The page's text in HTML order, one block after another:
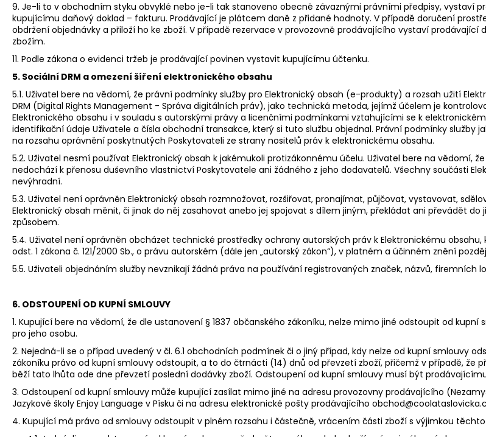
9. Je-li to v obchodním styku obvyklé nebo je-li tak stanoveno obecně závaznými právními předpisy, vystaví
kupujícímu daňový doklad – fakturu. Prodávající je plátcem daně z přidané hodnoty. V případě doručení
obdržení objednávky a přiloží ho ke zboží. V případě rezervace v provozovně prodávajícího vystaví
zbožím.
11. Podle zákona o evidenci tržeb je prodávající povinen vystavit kupujícímu účtenku.
5. Sociální DRM a omezení šíření elektronického obsahu
5.1. Uživatel bere na vědomí, že právní podmínky služby pro Elektronický obsah (e-produkty) a rozsah užití
DRM (Digital Rights Management - Správa digitálních práv), jako technická metoda, jejímž účelem je
Elektronického obsahu i v souladu s autorskými právy a licenčními podmínkami vztahujícími se k
identifikační údaje Uživatele a čísla obchodní transakce, který si tuto službu objednal. Právní podmínky služby
na rozsahu oprávnění poskytnutých Poskytovateli ze strany nositelů práv k elektronickému obsahu.
5.2. Uživatel nesmí používat Elektronický obsah k jakémukoli protizákonnému účelu. Uživatel bere na vědomí,
nedochází k přenosu duševního vlastnictví Poskytovatele ani žádného z jeho dodavatelů. Všechny součásti
nevýhradní.
5.3. Uživatel není oprávněn Elektronický obsah rozmnožovat, rozšiřovat, pronajímat, půjčovat, vystavovat,
Elektronický obsah měnit, či jinak do něj zasahovat anebo jej spojovat s dílem jiným, překládat ani převádět
způsobem.
5.4. Uživatel není oprávněn obcházet technické prostředky ochrany autorských práv k Elektronickému
odst. 1 zákona č. 121/2000 Sb., o právu autorském (dále jen „autorský zákon“), v platném a účinném znění
5.5. Uživateli objednáním služby nevznikají žádná práva na používání registrovaných značek, názvů,
6. ODSTOUPENÍ OD KUPNÍ SMLOUVY
1. Kupující bere na vědomí, že dle ustanovení § 1837 občanského zákoníku, nelze mimo jiné odstoupit od
pro jeho osobu.
2. Nejedná-li se o případ uvedený v čl. 6.1 obchodních podmínek či o jiný případ, kdy nelze od kupní smlouvy
zákoníku právo od kupní smlouvy odstoupit, a to do čtrnácti (14) dnů od převzetí zboží, přičemž v případě, že
běží tato lhůta ode dne převzetí poslední dodávky zboží. Odstoupení od kupní smlouvy musí být
3. Odstoupení od kupní smlouvy může kupující zasílat mimo jiné na adresu provozovny prodávajícího
Jazykové školy Enjoy Language v Písku či na adresu elektronické pošty prodávajícího
4. Kupující má právo od smlouvy odstoupit v plném rozsahu i částečně, vrácením části zboží s výjimkou